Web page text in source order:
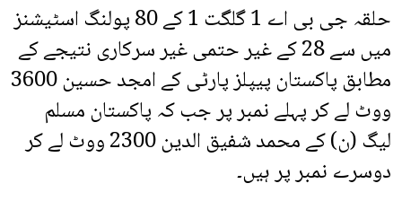
حلقہ جی بی اے 1 گلگت 1 کے 80 پولنگ اسٹیشنز
میں سے 28 کے غیر حتمی غیر سرکاری نتیجے کے
مطابق پاکستان پیپلز پارٹی کے امجد حسین 3600
ووٹ لے کر پہلے نمبر پر جب کہ پاکستان مسلم
لیگ (ن) کے محمد شفیق الدین 2300 ووٹ لے کر
دوسرے نمبر پر ہیں۔